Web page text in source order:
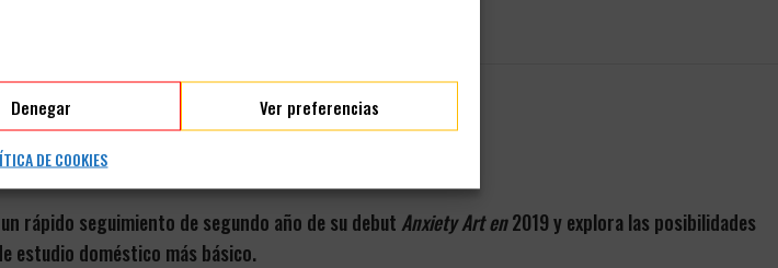
Denegar Ver preferencias
DE COOKIES
DESCRIPCIÓN VALORACIONES (0)
rápido seguimiento de segundo año de su debut Anxiety Art en2019 y explora las posibilidades
estudio doméstico más básico.